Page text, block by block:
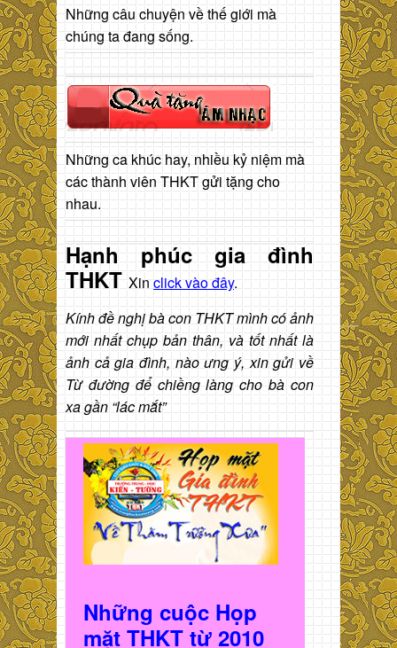
Những câu chuyện về thế giới mà
chúng ta đang sống.
Những ca khúc hay, nhiều kỷ niệm mà
các thành viên THKT gửi tặng cho
nhau.
Hạnh phúc gia đình
THKT Xin click vào đây.
Kính đề nghị bà con THKT mình có ảnh
mới nhất chụp bản thân, và tốt nhất là
ảnh cả gia đình, nào ưng ý, xin gửi về
Từ đường để chiềng làng cho bà con
xa gần “lác mắt”
Những cuộc Họp
mặt THKT từ 2010